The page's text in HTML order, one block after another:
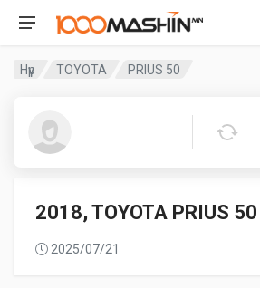
Нүүр TOYOTA PRIUS 50
2018, TOYOTA PRIUS 50
2025/07/21